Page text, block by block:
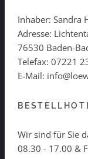
Inhaber: Sandra
Adresse:
76530 Baden-
Telefax: 07221
E-Mail:
Wir sind für Sie
08.30 - 17.00 &